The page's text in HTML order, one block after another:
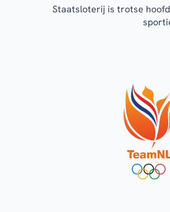
Staatsloterij is trotse